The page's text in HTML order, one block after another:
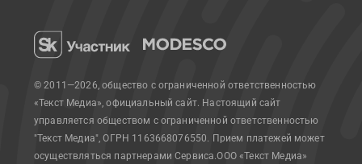
© 2011—2026, общество с ограниченной ответственностью
«Текст Медиа», официальный сайт. Настоящий сайт
управляется обществом с ограниченной ответственностью
"Текст Медиа", ОГРН 1163668076550. Прием платежей может
осуществляться партнерами Сервиса.ООО «Текст Медиа»